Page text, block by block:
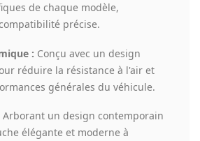
de chaque modèle,
précise.
: Conçu avec un design
réduire la résistance à l'air et
générales du véhicule.
Arborant un design contemporain
élégante et moderne à